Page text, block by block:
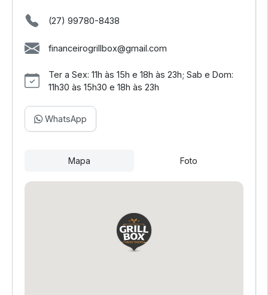
(27) 99780-8438
financeirogrillbox@gmail.com
Ter a Sex: 11h às 15h e 18h às 23h; Sab e Dom:
11h30 às 15h30 e 18h às 23h
WhatsApp
Mapa Foto